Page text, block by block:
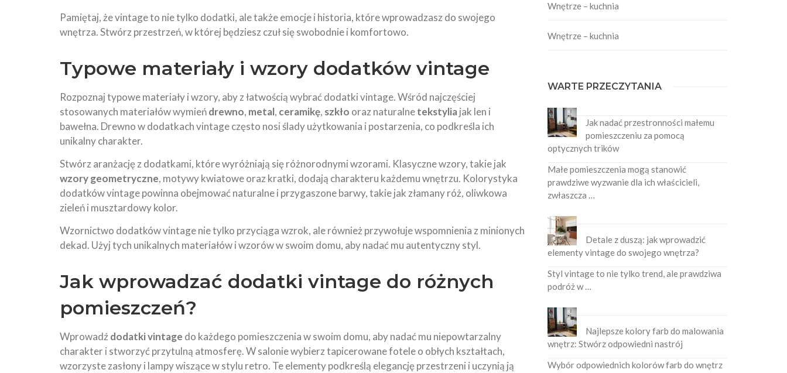
Pamiętaj, że vintage to nie tylko dodatki, ale także emocje i historia, które wprowadzasz do swojego
wnętrza. Stwórz przestrzeń, w której będziesz czuł się swobodnie i komfortowo.
Typowe materiały i wzory dodatków vintage
Rozpoznaj typowe materiały i wzory, aby z łatwością wybrać dodatki vintage. Wśród najczęściej
stosowanych materiałów wymieńdrewno, metal, ceramikę, szkło oraz naturalnetekstyliajak len i
bawełna. Drewno w dodatkach vintage często nosi ślady użytkowania i postarzenia, co podkreśla ich
unikalny charakter.
Stwórz aranżację z dodatkami, które wyróżniają się różnorodnymi wzorami. Klasyczne wzory, takie jak
wzory geometryczne, motywy kwiatowe oraz kratki, dodają charakteru każdemu wnętrzu. Kolorystyka
dodatków vintage powinna obejmować naturalne i przygaszone barwy, takie jak złamany róż, oliwkowa
zieleń i musztardowy kolor.
Wzornictwo dodatków vintage nie tylko przyciąga wzrok, ale również przywołuje wspomnienia z minionych
dekad. Użyj tych unikalnych materiałów i wzorów w swoim domu, aby nadać mu autentyczny styl.
Jak wprowadzać dodatki vintage do różnych
pomieszczeń?
Wprowadź dodatki vintage do każdego pomieszczenia w swoim domu, aby nadać mu niepowtarzalny
charakter i stworzyć przytulną atmosferę. W salonie wybierz tapicerowane fotele o obłych kształtach,
wzorzyste zasłony i lampy wiszące w stylu retro. Te elementy podkreślą elegancję przestrzeni i uczynią ją
Wnętrze – kuchnia
Wnętrze – kuchnia
WARTE PRZECZYTANIA
Jak nadać przestronności małemu
pomieszczeniu za pomocą
optycznych trików
Małe pomieszczenia mogą stanowić
prawdziwe wyzwanie dla ich właścicieli,
zwłaszcza …
Detale z duszą: jak wprowadzić
elementy vintage do swojego wnętrza?
Styl vintage to nie tylko trend, ale prawdziwa
podróż w …
Najlepsze kolory farb do malowania
wnętrz: Stwórz odpowiedni nastrój
Wybór odpowiednich kolorów farb do wnętrz